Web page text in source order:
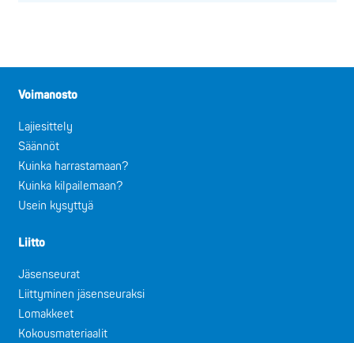
Voimanosto
Lajiesittely
Säännöt
Kuinka harrastamaan?
Kuinka kilpailemaan?
Usein kysyttyä
Liitto
Jäsenseurat
Liittyminen jäsenseuraksi
Lomakkeet
Kokousmateriaalit